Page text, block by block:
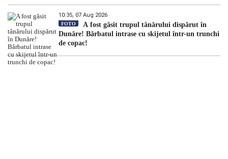
10:35, 07 Aug 2026
FOTO
A fost găsit trupul tânărului dispărut în
Dunăre! Bărbatul intrase cu skijetul într-un trunchi
de copac!